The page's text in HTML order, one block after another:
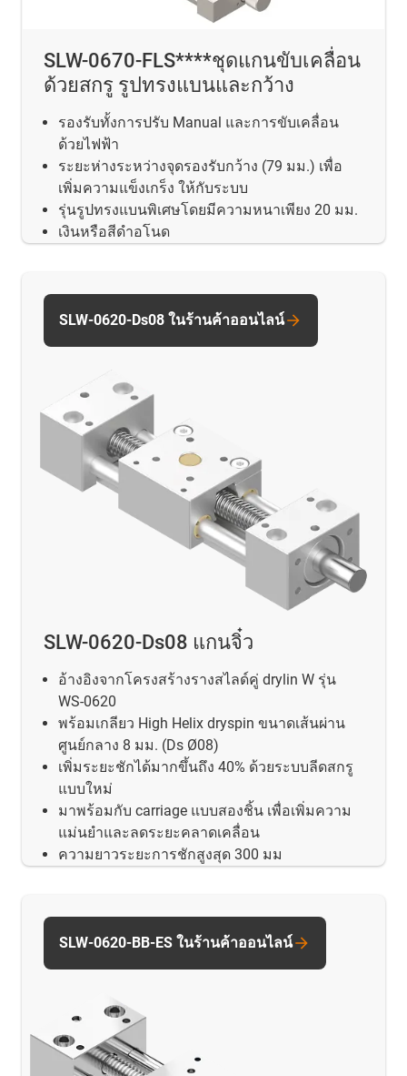
SLW-0670-FLS****ชุดแกนขับเคลื่อน
ด้วยสกรู รูปทรงแบนและกว้าง
รองรับทั้งการปรับ Manual และการขับเคลื่อน
ด้วยไฟฟ้า
ระยะห่างระหว่างจุดรองรับกว้าง (79 มม.) เพื่อ
เพิ่มความแข็งเกร็ง ให้กับระบบ
รุ่นรูปทรงแบนพิเศษโดยมีความหนาเพียง 20 มม.
เงินหรือสีดําอโนด
SLW-0620-Ds08 แกนจิ๋ว
อ้างอิงจากโครงสร้างรางสไลด์คู่ drylin W รุ่น
WS-0620
พร้อมเกลียว High Helix dryspin ขนาดเส้นผ่าน
ศูนย์กลาง 8 มม. (Ds Ø08)
เพิ่มระยะชักได้มากขึ้นถึง 40% ด้วยระบบลีดสกรู
แบบใหม่
มาพร้อมกับ carriage แบบสองชิ้น เพื่อเพิ่มความ
แม่นยำและลดระยะคลาดเคลื่อน
ความยาวระยะการชักสูงสุด 300 มม
SLW-0620-Ds08 ในร้านค้าออนไลน์
SLW-0620-BB-ES ในร้านค้าออนไลน์